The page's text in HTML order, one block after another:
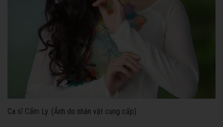
Ca sĩ Cẩm Ly. (Ảnh do nhân vật cung cấp)